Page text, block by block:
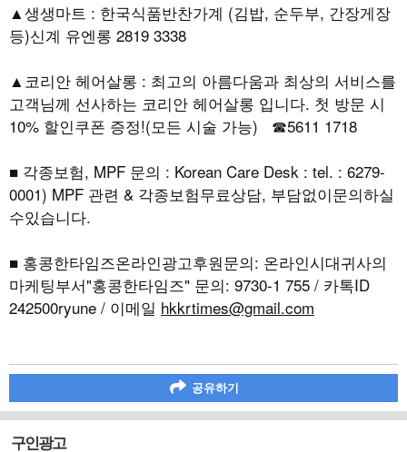
▲생생마트 : 한국식품반찬가계 (김밥, 순두부, 간장게장
등)신계 유엔롱 2819 3338
▲코리안 헤어살롱 : 최고의 아름다움과 최상의 서비스를
고객님께 선사하는 코리안 헤어살롱 입니다. 첫 방문 시
10% 할인쿠폰 증정!(모든 시술 가능) ☎5611 1718
■ 각종보험, MPF 문의 : Korean Care Desk : tel. : 6279-
0001) MPF 관련 & 각종보험무료상담, 부담없이문의하실
수있습니다.
■ 홍콩한타임즈온라인광고후원문의: 온라인시대귀사의
마케팅부서"홍콩한타임즈" 문의: 9730-1 755 / 카톡ID
242500ryune / 이메일 hkkrtimes@gmail.com
공유하기
구인광고